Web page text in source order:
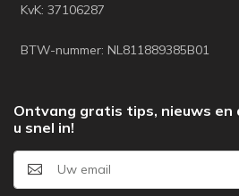
KvK: 37106287
BTW-nummer: NL811889385B01
Ontvang gratis tips, nieuws en
u snel in!